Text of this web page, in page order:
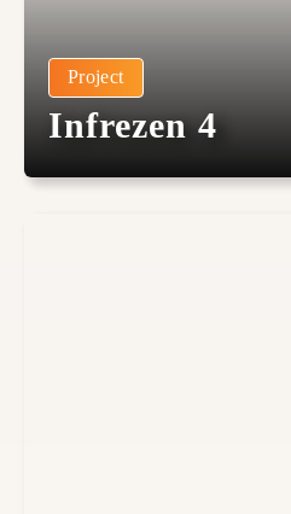
Project
Infrezen 4